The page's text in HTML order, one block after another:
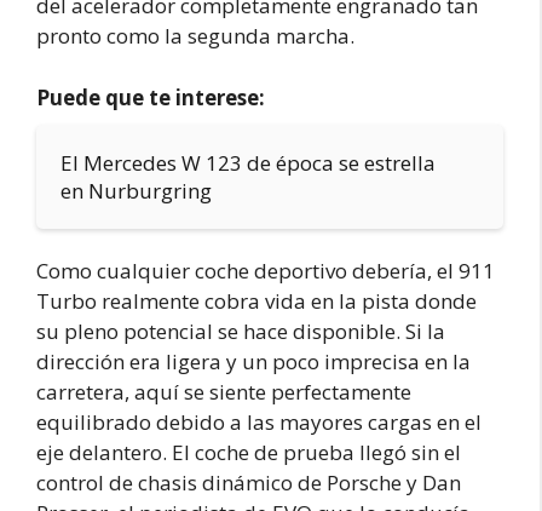
pronto como la segunda marcha.
Puede que te interese:
El Mercedes W 123 de época se estrella
en Nurburgring
Como cualquier coche deportivo debería, el 911
Turbo realmente cobra vida en la pista donde
su pleno potencial se hace disponible. Si la
dirección era ligera y un poco imprecisa en la
carretera, aquí se siente perfectamente
equilibrado debido a las mayores cargas en el
eje delantero. El coche de prueba llegó sin el
control de chasis dinámico de Porsche y Dan